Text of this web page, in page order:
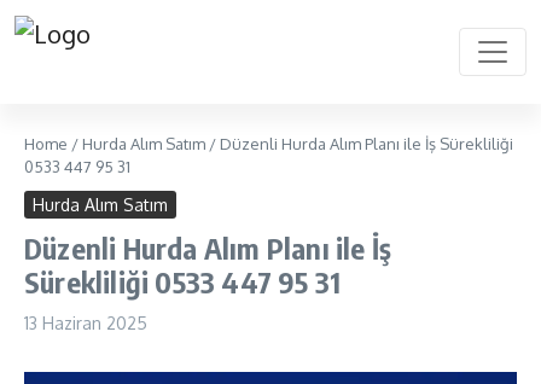
Home / Hurda Alım Satım / Düzenli Hurda Alım Planı ile İş Sürekliliği
0533 447 95 31
Hurda Alım Satım
Düzenli Hurda Alım Planı ile İş
Sürekliliği 0533 447 95 31
13 Haziran 2025